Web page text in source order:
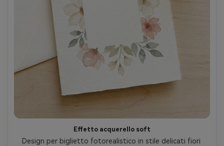
Effetto acquerello soft
Design per biglietto fotorealistico in stile delicati fiori